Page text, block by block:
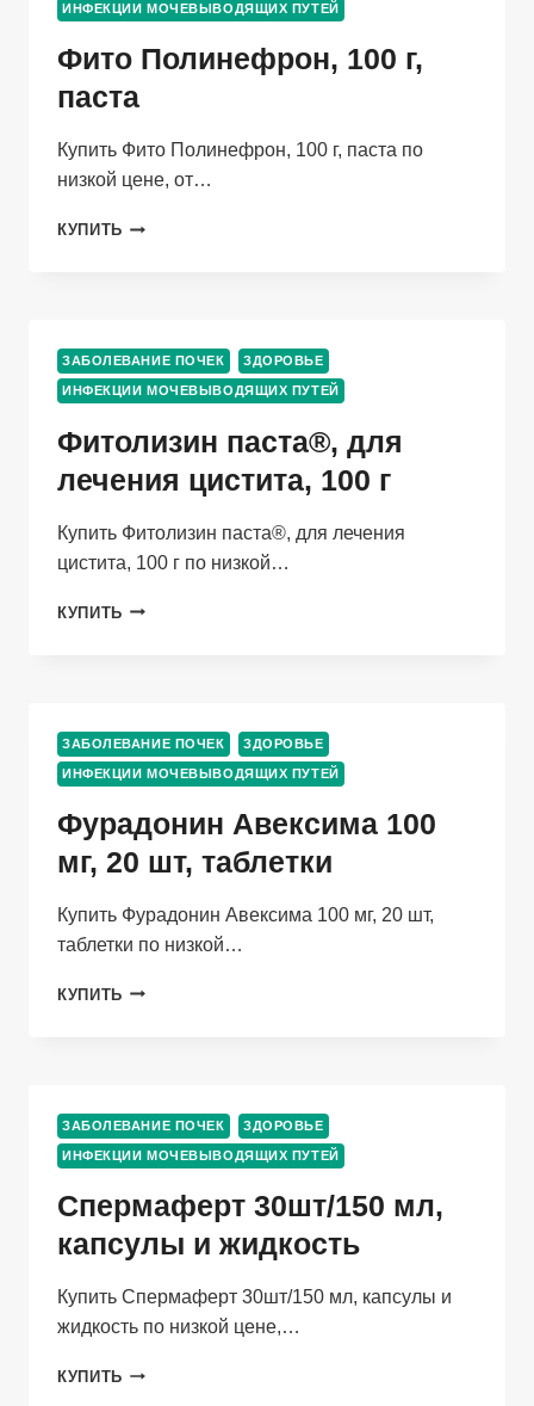
ГРАНУЛЫ
C9
УРСИ
ИНФЕКЦИИ МОЧЕВЫВОДЯЩИХ ПУТЕЙ
Фито Полинефрон, 100 г,
паста
Купить Фито Полинефрон, 100 г, паста по
низкой цене, от…
КУПИТЬ ФИТО
ЗАБОЛЕВАНИЕ ПОЧЕК ЗДОРОВЬЕ
ИНФЕКЦИИ МОЧЕВЫВОДЯЩИХ ПУТЕЙ
Фитолизин паста®, для
лечения цистита, 100 г
Купить Фитолизин паста®, для лечения
цистита, 100 г по низкой…
КУПИТЬ ФИТОЛИЗИН
Г
ЗАБОЛЕВАНИЕ ПОЧЕК ЗДОРОВЬЕ
ИНФЕКЦИИ МОЧЕВЫВОДЯЩИХ ПУТЕЙ
Фурадонин Авексима 100
мг, 20 шт, таблетки
Купить Фурадонин Авексима 100 мг, 20 шт,
таблетки по низкой…
КУПИТЬ ФУРАДОНИН
ТАБЛЕТКИ
ЗАБОЛЕВАНИЕ ПОЧЕК ЗДОРОВЬЕ
ИНФЕКЦИИ МОЧЕВЫВОДЯЩИХ ПУТЕЙ
Спермаферт 30шт/150 мл,
капсулы и жидкость
Купить Спермаферт 30шт/150 мл, капсулы и
жидкость по низкой цене,…
КУПИТЬ СПЕРМАФЕРТ